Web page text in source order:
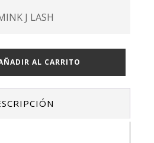
J LASH
AL CARRITO